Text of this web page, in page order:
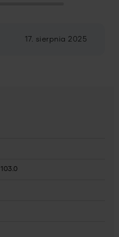
17. sierpnia 2025
103.0